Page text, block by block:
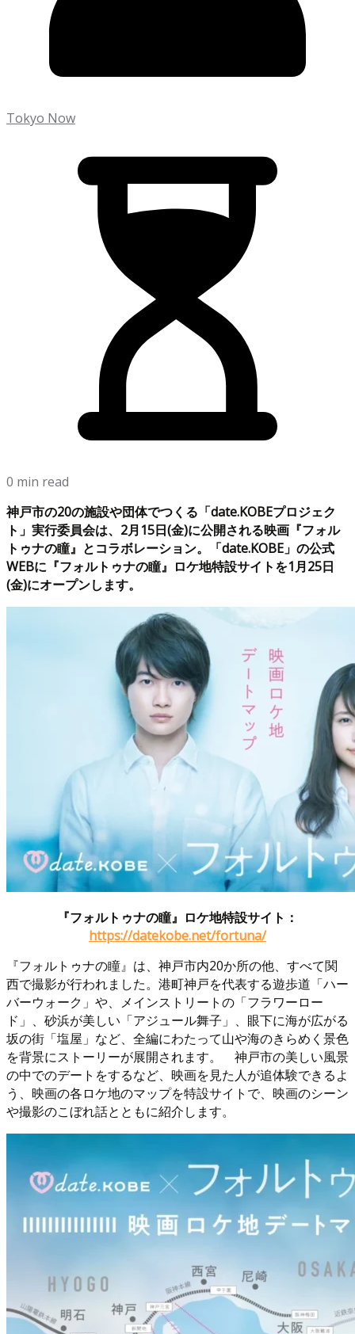
Tokyo Now
0 min read
神戸市の20の施設や団体でつくる「date.KOBEプロジェク
ト」実行委員会は、2月15日(金)に公開される映画『フォル
トゥナの瞳』とコラボレーション。「date.KOBE」の公式
WEBに『フォルトゥナの瞳』ロケ地特設サイトを1月25日
(金)にオープンします。
『フォルトゥナの瞳』ロケ地特設サイト：
https://datekobe.net/fortuna/
『フォルトゥナの瞳』は、神戸市内20か所の他、すべて関
西で撮影が行われました。港町神戸を代表する遊歩道「ハー
バーウォーク」や、メインストリートの「フラワーロー
ド」、砂浜が美しい「アジュール舞子」、眼下に海が広がる
坂の街「塩屋」など、全編にわたって山や海のきらめく景色
を背景にストーリーが展開されます。 神戸市の美しい風景
の中でのデートをするなど、映画を見た人が追体験できるよ
う、映画の各ロケ地のマップを特設サイトで、映画のシーン
や撮影のこぼれ話とともに紹介します。